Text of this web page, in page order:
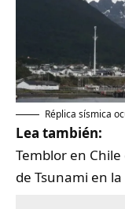
Réplica sísmica
Lea también:
Temblor en
de Tsunami en la